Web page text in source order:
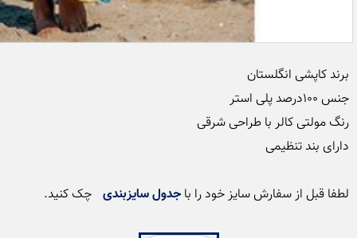
لطفا قبل از سفارش سایز خود را با جدول سایزبندی چک کنید.